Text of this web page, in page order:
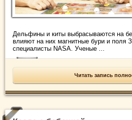
Дельфины и киты выбрасываются на
влияют на них магнитные бури и поля
специалисты NASA. Ученые ...
Читать запись